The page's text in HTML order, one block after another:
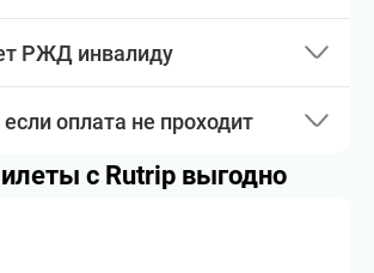
РЖД инвалиду
оплата не проходит
с Rutrip выгодно